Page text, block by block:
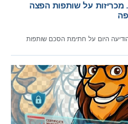
eSafe ו-CyberLion Ltd. מכריזות על שותפות הפצה